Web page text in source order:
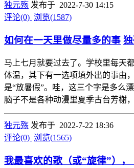
独元殇 发布于 2022-7-30 14:15
评论(0) 浏览(1587)
如何在一天里做尽量多的事
马上七月就要过去了。学校里每天
体温，其下有一选项填外出的事由
是“放暑假”。哇，这三个字是多么
脑子不是各种动漫里夏季古台芳榭
独元殇 发布于 2022-7-22 18:36
评论(0) 浏览(1565)
我最喜欢的歌（或“旋律”），